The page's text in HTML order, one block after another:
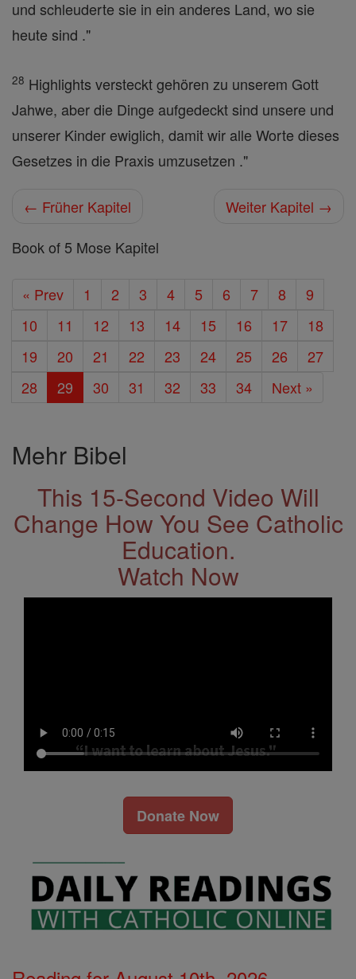
und schleuderte sie in ein anderes Land, wo sie
heute sind ."
28 Highlights versteckt gehören zu unserem Gott
Jahwe, aber die Dinge aufgedeckt sind unsere und
unserer Kinder ewiglich, damit wir alle Worte dieses
Gesetzes in die Praxis umzusetzen ."
← Früher Kapitel
Weiter Kapitel →
Book of 5 Mose Kapitel
« Prev 1 2 3 4 5 6 7 8
9
10
11 12 13 14 15 16 17
18
19
20 21 22 23 24 25 26
27
28
29 30 31 32 33 34 Next »
Mehr Bibel
This 15-Second Video Will
Change How You See Catholic
Education.
Watch Now
Donate Now